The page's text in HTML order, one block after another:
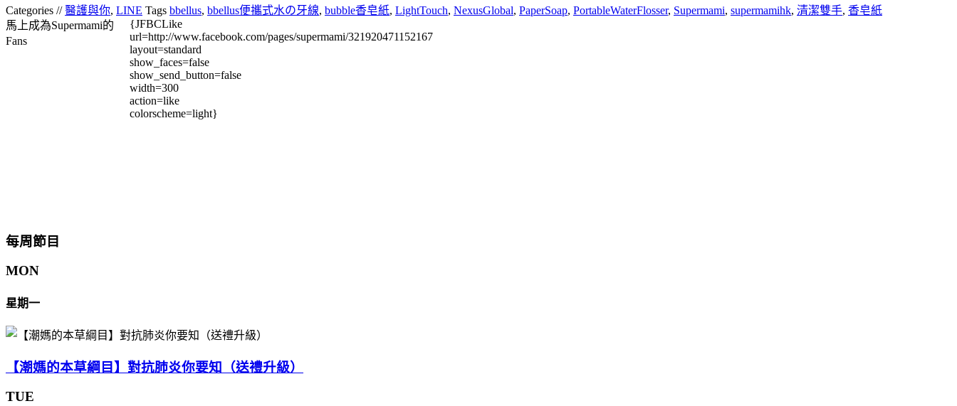
Categories //醫護與你, LINE Tags bbellus, bbellus便攜式水の牙線, bubble香皂紙, LightTouch, NexusGlobal, PaperSoap, PortableWaterFlosser, Supermami, supermamihk, 清潔雙手, 香皂紙
馬上成為Supermami的
Fans
{JFBCLike
url=http://www.facebook.com/pages/supermami/321920471152167
layout=standard
show_faces=false
show_send_button=false
width=300
action=like
colorscheme=light}
每周節目
MON
星期一
【潮媽的本草綱目】對抗肺炎你要知（送禮升級）
TUE